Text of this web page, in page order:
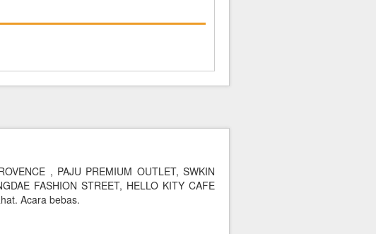
, PAJU PREMIUM OUTLET, SWKIN
FASHION STREET, HELLO KITY CAFE
Acara bebas.